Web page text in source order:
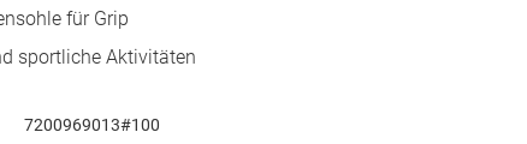
für Grip
sportliche Aktivitäten
7200969013#100